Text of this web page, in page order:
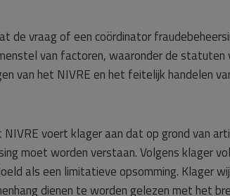
de vraag of een coördinator
van factoren, waaronder de
van het NIVRE en het feitelijk handelen
voert klager aan dat op grond van
moet worden verstaan. Volgens
als een limitatieve opsomming. Klager
dienen te worden gelezen met het